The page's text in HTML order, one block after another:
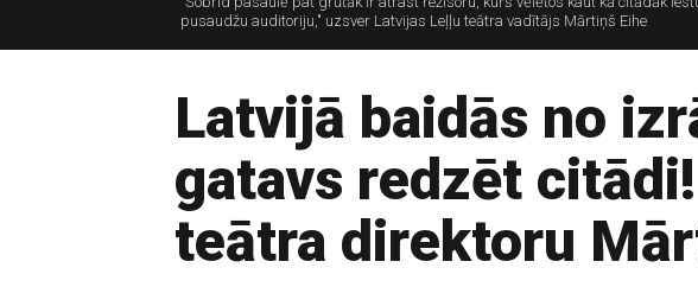
pusaudžu auditoriju," uzsver Latvijas Leļļu teātra vadītājs Mārtiņš Eihe
Latvijā baidās no
gatavs redzēt
teātra direktoru